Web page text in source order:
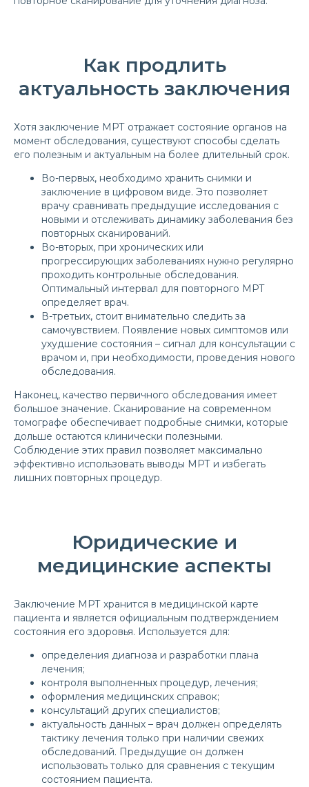
Как продлить
актуальность заключения
Хотя заключение МРТ отражает состояние органов на
момент обследования, существуют способы сделать
его полезным и актуальным на более длительный срок.
Во-первых, необходимо хранить снимки и
заключение в цифровом виде. Это позволяет
врачу сравнивать предыдущие исследования с
новыми и отслеживать динамику заболевания без
повторных сканирований.
Во-вторых, при хронических или
прогрессирующих заболеваниях нужно регулярно
проходить контрольные обследования.
Оптимальный интервал для повторного МРТ
определяет врач.
В-третьих, стоит внимательно следить за
самочувствием. Появление новых симптомов или
ухудшение состояния – сигнал для консультации с
врачом и, при необходимости, проведения нового
обследования.
Наконец, качество первичного обследования имеет
большое значение. Сканирование на современном
томографе обеспечивает подробные снимки, которые
дольше остаются клинически полезными.
Соблюдение этих правил позволяет максимально
эффективно использовать выводы МРТ и избегать
лишних повторных процедур.
Юридические и
медицинские аспекты
Заключение МРТ хранится в медицинской карте
пациента и является официальным подтверждением
состояния его здоровья. Используется для:
определения диагноза и разработки плана
лечения;
контроля выполненных процедур, лечения;
оформления медицинских справок;
консультаций других специалистов;
актуальность данных – врач должен определять
тактику лечения только при наличии свежих
обследований. Предыдущие он должен
использовать только для сравнения с текущим
состоянием пациента.